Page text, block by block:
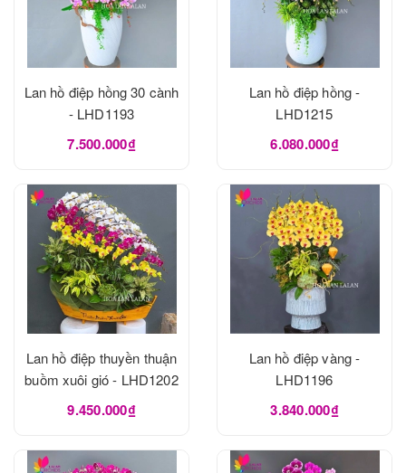
Lan hồ điệp hồng 30 cành
- LHD1193
7.500.000₫
Lan hồ điệp hồng -
LHD1215
6.080.000₫
Lan hồ điệp thuyền thuận
buồm xuôi gió - LHD1202
9.450.000₫
Lan hồ điệp vàng -
LHD1196
3.840.000₫